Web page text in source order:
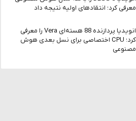
معرفی کرد؛ انتقادهای اولیه نتیجه داد
انویدیا پردازنده 88 هسته‌ای Vera را معرفی
کرد؛ CPU اختصاصی برای نسل بعدی هوش
مصنوعی